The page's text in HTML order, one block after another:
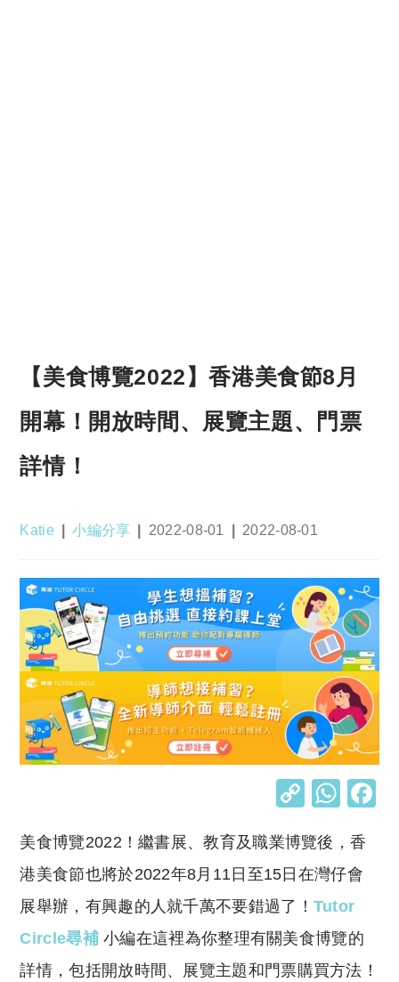
【美食博覽2022】香港美食節8月
開幕！開放時間、展覽主題、門票
詳情！
Post
Katie
Post
小編分享
Post
2022-08-01
Post
2022-08-01
C
p
y
Li
n
k
W
at
s
A
p
p
美食博覽2022！繼書展、教育及職業博覽後，香
港美食節也將於2022年8月11日至15日在灣仔會
展舉辦，有興趣的人就千萬不要錯過了！ Tutor
Circle尋補小編在這裡為你整理有關美食博覽的
詳情，包括開放時間、展覽主題和門票購買方法！